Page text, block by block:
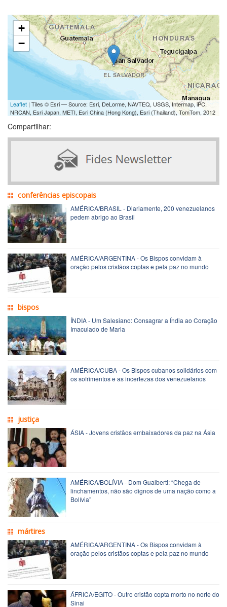
+
−
Leaflet | Tiles © Esri — Source: Esri, DeLorme, NAVTEQ, USGS, Intermap, iPC,
NRCAN, Esri Japan, METI, Esri China (Hong Kong), Esri (Thailand), TomTom, 2012
Compartilhar:
conferências episcopais
AMÉRICA/BRASIL - Diariamente, 200 venezuelanos
pedem abrigo ao Brasil
AMÉRICA/ARGENTINA - Os Bispos convidam à
oração pelos cristãos coptas e pela paz no mundo
bispos
ÍNDIA - Um Salesiano: Consagrar a Índia ao Coração
Imaculado de Maria
AMÉRICA/CUBA - Os Bispos cubanos solidários com
os sofrimentos e as incertezas dos venezuelanos
justiça
ÁSIA - Jovens cristãos embaixadores da paz na Ásia
AMÉRICA/BOLÍVIA - Dom Gualberti: “Chega de
linchamentos, não são dignos de uma nação como a
Bolívia”
mártires
AMÉRICA/ARGENTINA - Os Bispos convidam à
oração pelos cristãos coptas e pela paz no mundo
ÁFRICA/EGITO - Outro cristão copta morto no norte do
Sinai